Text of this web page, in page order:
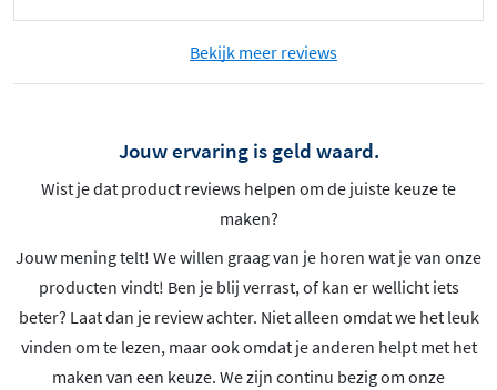
Bekijk meer reviews
Jouw ervaring is geld waard.
Wist je dat product reviews helpen om de juiste keuze te
maken?
Jouw mening telt! We willen graag van je horen wat je van onze
producten vindt! Ben je blij verrast, of kan er wellicht iets
beter? Laat dan je review achter. Niet alleen omdat we het leuk
vinden om te lezen, maar ook omdat je anderen helpt met het
maken van een keuze. We zijn continu bezig om onze